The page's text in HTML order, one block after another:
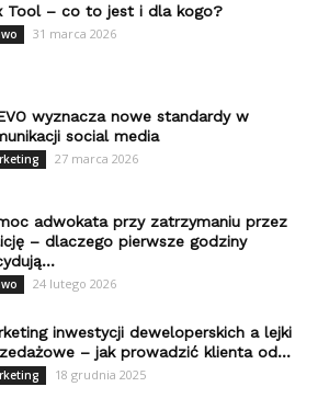
Tool – co to jest i dla kogo?
31 marca 2026
wyznacza nowe standardy w
social media
27 marca 2026
adwokata przy zatrzymaniu przez
– dlaczego pierwsze godziny
24 lutego 2026
inwestycji deweloperskich a lejki
– jak prowadzić klienta od...
18 grudnia 2025